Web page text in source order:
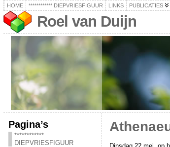
HOME ************ DIEPVRIESFIGUUR LINKS PUBLICATIES
Roel van Duijn
Pagina’s
************
DIEPVRIESFIGUUR